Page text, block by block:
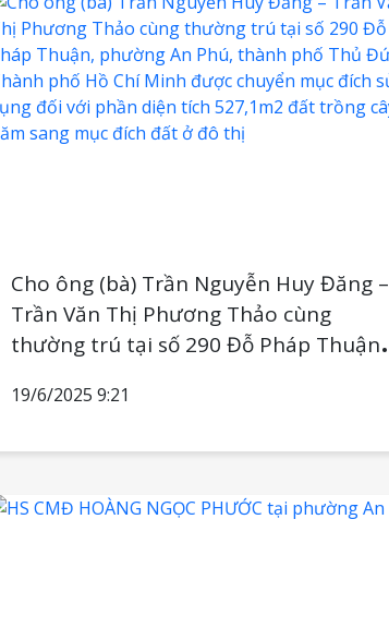
Cho ông (bà) Trần Nguyễn Huy Đăng –
Trần Văn Thị Phương Thảo cùng
thường trú tại số 290 Đỗ Pháp Thuận,
Thành phố Hồ Chí Minh được chuyển
mục đích đất ở đô thị
19/6/2025 9:21